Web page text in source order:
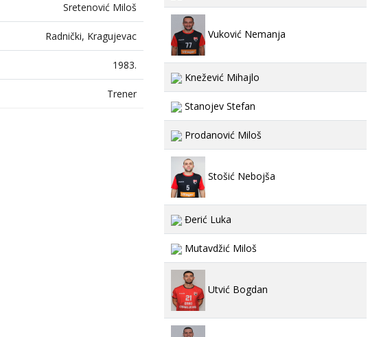
Sretenović Miloš
Radnički, Kragujevac
1983.
Trener
Vuković Nemanja
Knežević Mihajlo
Stanojev Stefan
Prodanović Miloš
Stošić Nebojša
Đerić Luka
Mutavdžić Miloš
Utvić Bogdan